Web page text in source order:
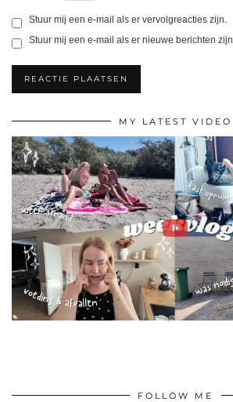
Stuur mij een e-mail als er vervolgreacties zijn.
Stuur mij een e-mail als er nieuwe berichten zijn.
MY LATEST VIDEO
FOLLOW ME